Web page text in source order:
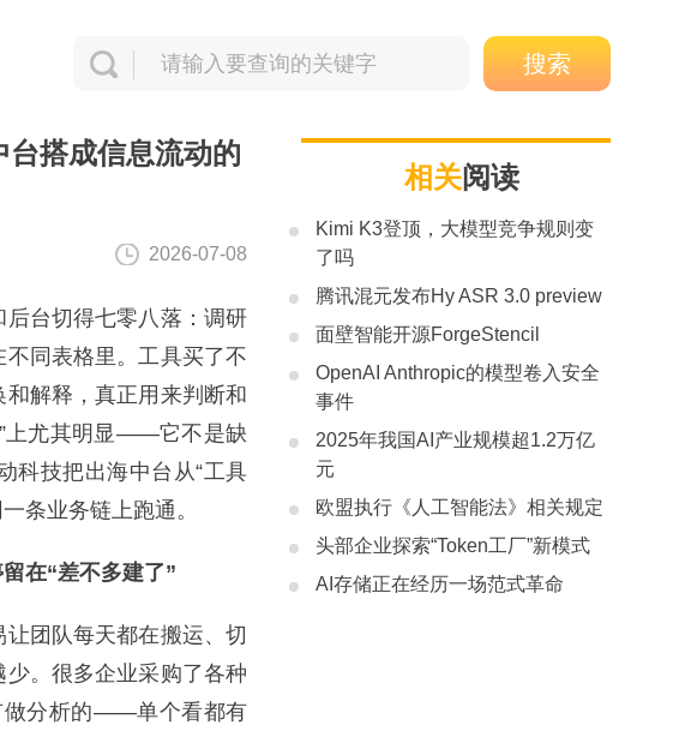
搭成信息流动的
2026-07-08
台切得七零八落：调研
同表格里。工具买了不
解释，真正用来判断和
上尤其明显——它不是缺
科技把出海中台从“工具
条业务链上跑通。
在“差不多建了”
团队每天都在搬运、切
。很多企业采购了各种
做分析的——单个看都有
相关阅读
Kimi K3登顶，大模型竞争规则变
了吗
腾讯混元发布Hy ASR 3.0 preview
面壁智能开源ForgeStencil
OpenAI Anthropic的模型卷入安全
事件
2025年我国AI产业规模超1.2万亿
元
欧盟执行《人工智能法》相关规定
头部企业探索“Token工厂”新模式
AI存储正在经历一场范式革命